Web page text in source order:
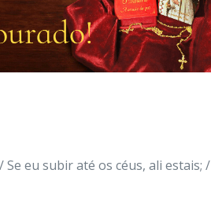
eu subir até os céus, ali estais;